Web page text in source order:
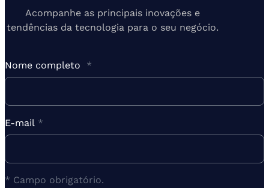
Acompanhe as principais inovações e
tendências da tecnologia para o seu negócio.
Nome completo *
E-mail *
* Campo obrigatório.